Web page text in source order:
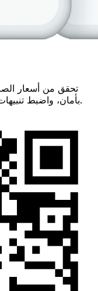
تحقق من أسعار
بأمان، واضبط تنبيهات للأسعار، وتلق إخطارات وغير ذلك المزيد.